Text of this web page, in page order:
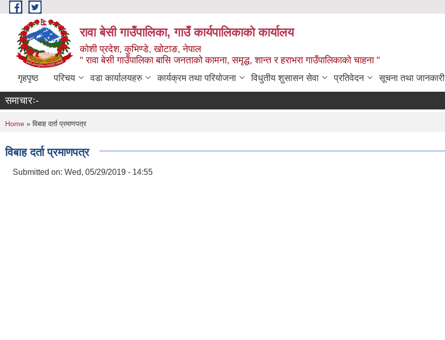
Skip to main content
रावा बेसी गाउँपालिका, गाउँ कार्यपालिकाको कार्यालय
कोशी प्रदेश, कुभिण्डे, खोटाङ, नेपाल
" रावा बेसी गाउँपालिका बासि जनताको कामना, समृद्ध, शान्त र हराभरा गाउँपालिकाको चाहना "
गृहपृष्ठ परिचय वडा कार्यालयहरु कार्यक्रम तथा परियोजना विधुतीय शुसासन सेवा प्रतिवेदन सूचना तथा जानकारी
समाचारः-
You are here
Home » विबाह दर्ता प्रमाणपत्र
विबाह दर्ता प्रमाणपत्र
Submitted on: Wed, 05/29/2019 - 14:55